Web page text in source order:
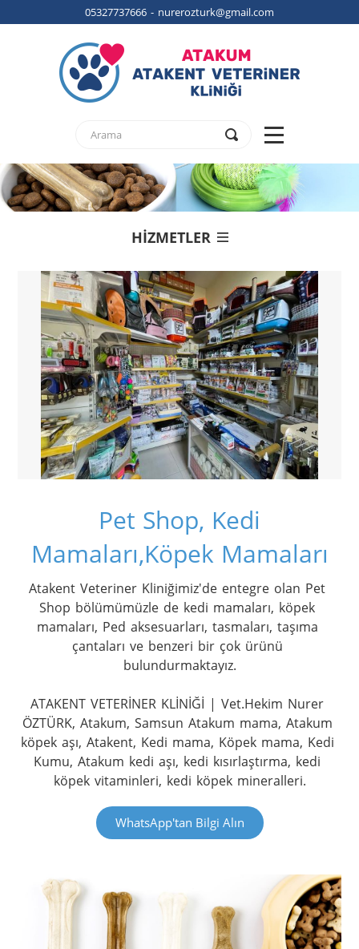
05327737666 - nurerozturk@gmail.com
HİZMETLER
Pet Shop, Kedi
Mamaları,Köpek Mamaları
Atakent Veteriner Kliniğimiz'de entegre olan Pet
Shop bölümümüzle de kedi mamaları, köpek
mamaları, Ped aksesuarları, tasmaları, taşıma
çantaları ve benzeri bir çok ürünü
bulundurmaktayız.
ATAKENT VETERİNER KLİNİĞİ | Vet.Hekim Nurer
ÖZTÜRK, Atakum, Samsun Atakum mama, Atakum
köpek aşı, Atakent, Kedi mama, Köpek mama, Kedi
Kumu, Atakum kedi aşı, kedi kısırlaştırma, kedi
köpek vitaminleri, kedi köpek mineralleri.
WhatsApp'tan Bilgi Alın